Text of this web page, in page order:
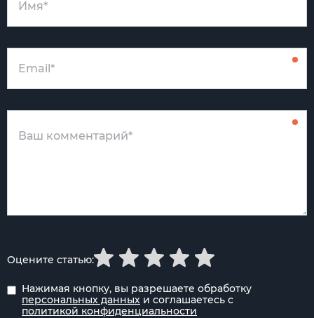
Нажимая кнопку, вы разрешаете обработку
персональных данных и соглашаетесь с
политикой конфиденциальности
Оцените статью: